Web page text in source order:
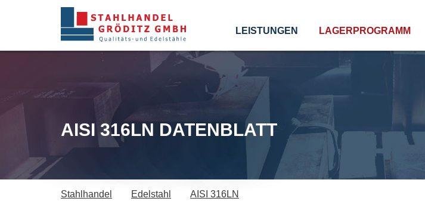
LEISTUNGEN LAGERPROGRAMM
AISI 316LN DATENBLATT
Stahlhandel Edelstahl AISI 316LN